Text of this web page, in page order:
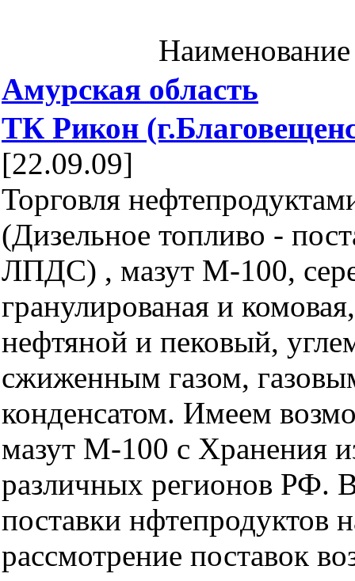
Наименование
Амурская область
ТК Рикон
[22.09.09]
Торговля
(Дизельное топливо -
ЛПДС) , мазут М-100,
гранулированая и
нефтяной и пековый,
сжиженным газом,
конденсатом. Имеем
мазут М-100 с Хранения
различных регионов РФ.
поставки нфтепродуктов
рассмотрение поставок